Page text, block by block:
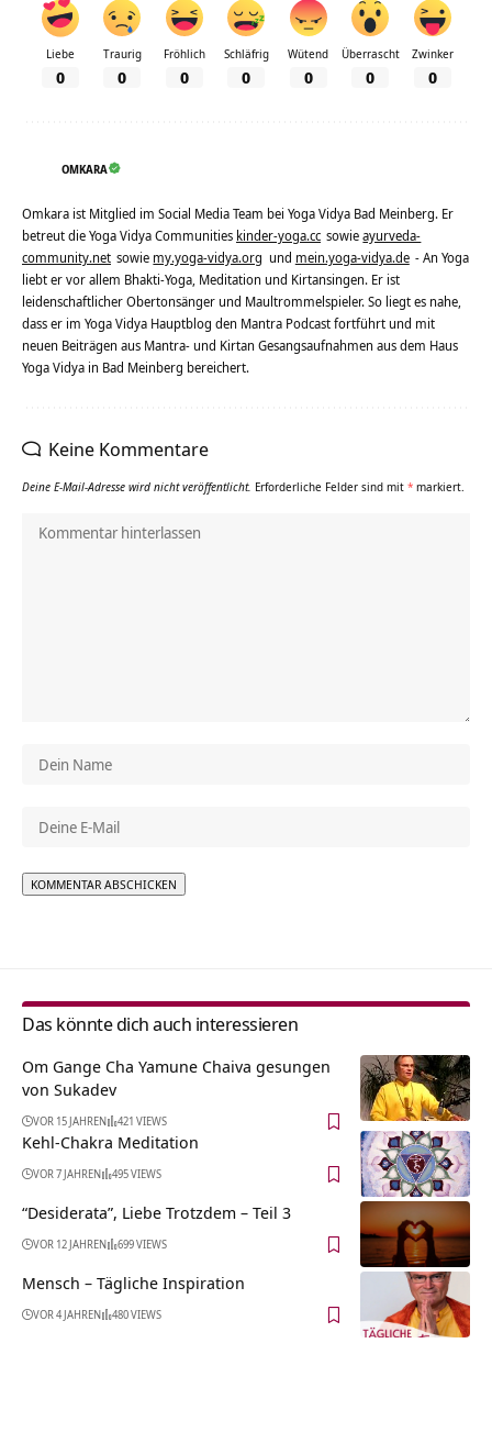
Liebe
0
Traurig
0
Fröhlich
0
Schläfrig
0
Wütend
0
Überrascht
0
Zwinker
0
OMKARA
Omkara ist Mitglied im Social Media Team bei Yoga Vidya Bad Meinberg. Er
betreut die Yoga Vidya Communities kinder-yoga.cc sowieayurveda-
community.net sowie my.yoga-vidya.org und mein.yoga-vidya.de - An Yoga
liebt er vor allem Bhakti-Yoga, Meditation und Kirtansingen. Er ist
leidenschaftlicher Obertonsänger und Maultrommelspieler. So liegt es nahe,
dass er im Yoga Vidya Hauptblog den Mantra Podcast fortführt und mit
neuen Beiträgen aus Mantra- und Kirtan Gesangsaufnahmen aus dem Haus
Yoga Vidya in Bad Meinberg bereichert.
Keine Kommentare
Deine E-Mail-Adresse wird nicht veröffentlicht. Erforderliche Felder sind mit * markiert.
Das könnte dich auch interessieren
Om Gange Cha Yamune Chaiva gesungen
von Sukadev
VOR 15 JAHREN 421 VIEWS
Kehl-Chakra Meditation
VOR 7 JAHREN 495 VIEWS
“Desiderata”, Liebe Trotzdem – Teil 3
VOR 12 JAHREN 699 VIEWS
Mensch – Tägliche Inspiration
VOR 4 JAHREN 480 VIEWS